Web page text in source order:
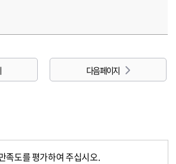
다음 페이지
족도를 평가하여 주십시오.